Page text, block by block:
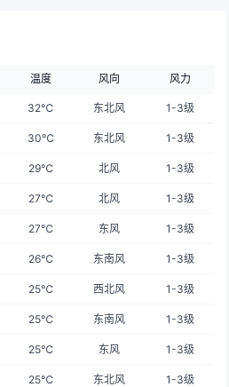
温度 风向 风力
32℃ 东北风 1-3级
30℃ 东北风 1-3级
29℃ 北风 1-3级
27℃ 北风 1-3级
27℃ 东风 1-3级
26℃ 东南风 1-3级
25℃ 西北风 1-3级
25℃ 东南风 1-3级
25℃ 东风 1-3级
25℃ 东北风 1-3级